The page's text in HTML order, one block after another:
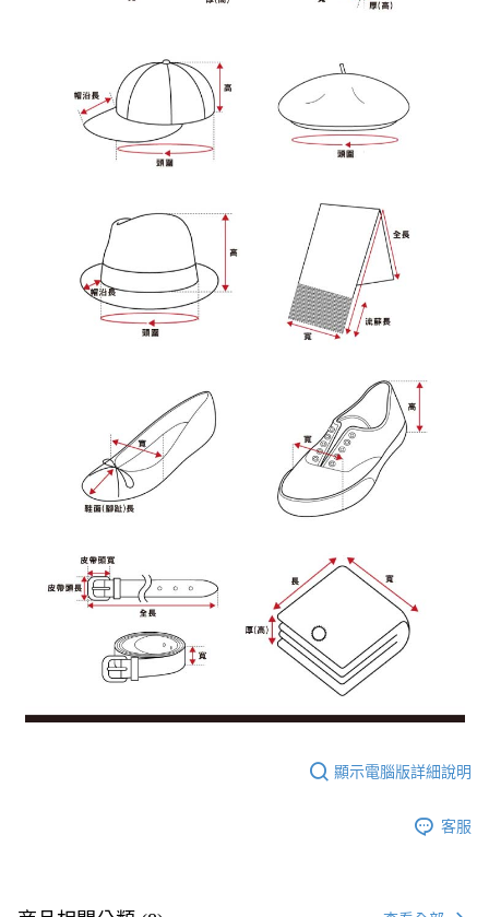
顯示電腦版詳細說明
客服